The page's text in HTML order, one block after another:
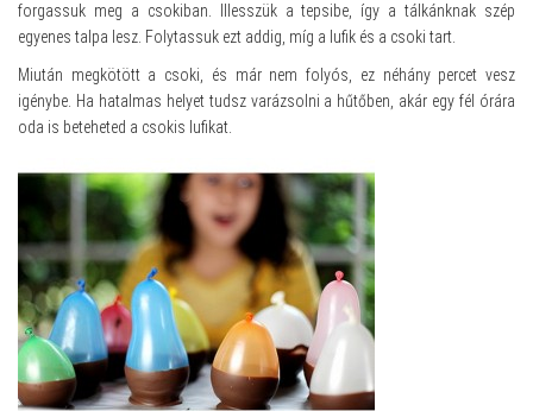
forgassuk meg a csokiban. Illesszük a tepsibe, így a tálkánknak szép
egyenes talpa lesz. Folytassuk ezt addig, míg a lufik és a csoki tart.
Miután megkötött a csoki, és már nem folyós, ez néhány percet vesz
igénybe. Ha hatalmas helyet tudsz varázsolni a hűtőben, akár egy fél órára
oda is beteheted a csokis lufikat.